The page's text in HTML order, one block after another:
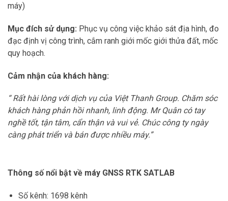
máy)
Mục đích sử dụng: Phục vụ công việc khảo sát địa hình, đo
đạc định vị công trình, cắm ranh giới mốc giới thửa đất, mốc
quy hoạch.
Cảm nhận của khách hàng:
“ Rất hài lòng với dịch vụ của Việt Thanh Group. Chăm sóc
khách hàng phản hồi nhanh, linh động. Mr Quân có tay
nghề tốt, tận tâm, cẩn thận và vui vẻ. Chúc công ty ngày
càng phát triển và bán được nhiều máy.”
Thông số nổi bật về máy GNSS RTK SATLAB
Số kênh: 1698 kênh